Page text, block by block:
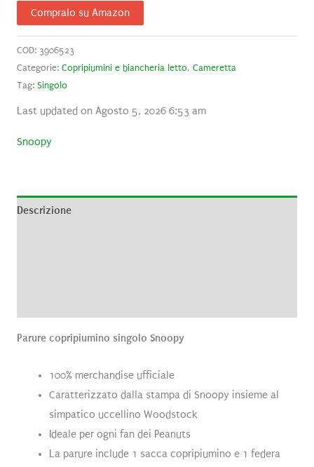
Compralo su Amazon
COD: 3906523
Categorie: Copripiumini e biancheria letto, Cameretta
Tag: Singolo
Last updated on Agosto 5, 2026 6:53 am
Snoopy
Descrizione
Parure copripiumino singolo Snoopy
100% merchandise ufficiale
Caratterizzato dalla stampa di Snoopy insieme al
simpatico uccellino Woodstock
Ideale per ogni fan dei Peanuts
La parure include 1 sacca copripiumino e 1 federa